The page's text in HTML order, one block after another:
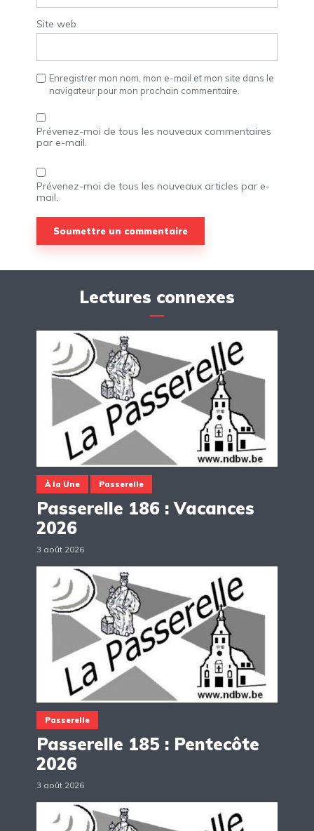
Site web
Enregistrer mon nom, mon e-mail et mon site dans le
navigateur pour mon prochain commentaire.
Prévenez-moi de tous les nouveaux commentaires
par e-mail.
Prévenez-moi de tous les nouveaux articles par e-
mail.
Lectures connexes
À la Une Passerelle
Passerelle 186 : Vacances
2026
3 août 2026
Passerelle
Passerelle 185 : Pentecôte
2026
3 août 2026